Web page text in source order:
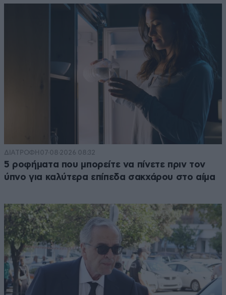
ΔΙΑΤΡΟΦΗ 07·08·2026 08:32
5 ροφήματα που μπορείτε να πίνετε πριν τον
ύπνο για καλύτερα επίπεδα σακχάρου στο αίμα